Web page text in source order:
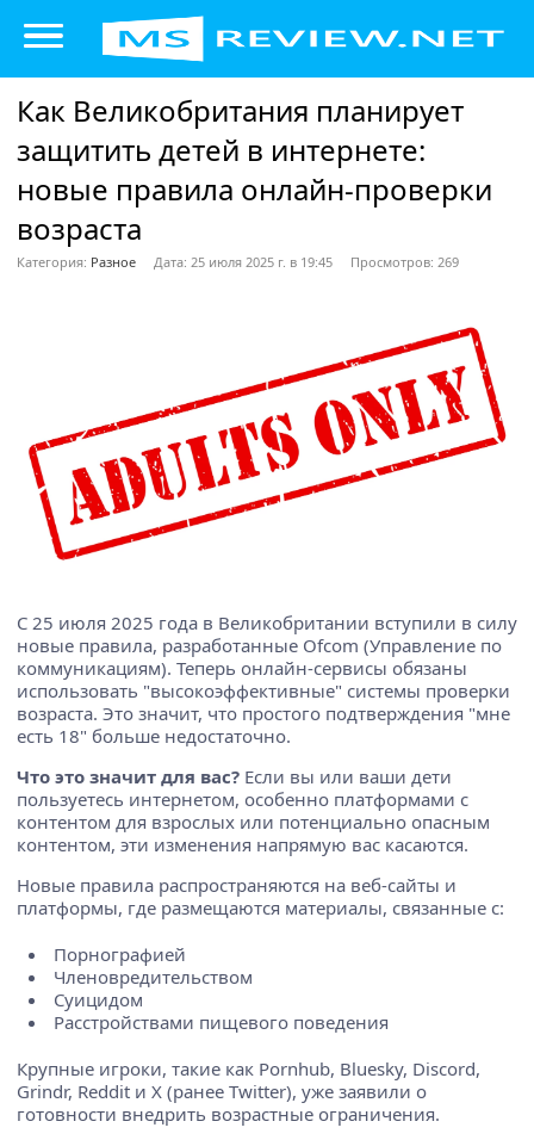
Как Великобритания планирует
защитить детей в интернете:
новые правила онлайн-проверки
возраста
Категория: Разное Дата: 25 июля 2025 г. в 19:45 Просмотров: 269
С 25 июля 2025 года в Великобритании вступили в силу
новые правила, разработанные Ofcom (Управление по
коммуникациям). Теперь онлайн-сервисы обязаны
использовать "высокоэффективные" системы проверки
возраста. Это значит, что простого подтверждения "мне
есть 18" больше недостаточно.
Что это значит для вас? Если вы или ваши дети
пользуетесь интернетом, особенно платформами с
контентом для взрослых или потенциально опасным
контентом, эти изменения напрямую вас касаются.
Новые правила распространяются на веб-сайты и
платформы, где размещаются материалы, связанные с:
Порнографией
Членовредительством
Суицидом
Расстройствами пищевого поведения
Крупные игроки, такие как Pornhub, Bluesky, Discord,
Grindr, Reddit и X (ранее Twitter), уже заявили о
готовности внедрить возрастные ограничения.